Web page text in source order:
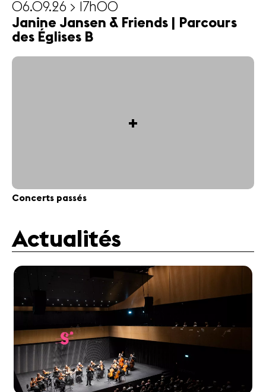
06.09.26 > 17h00
Janine Jansen & Friends | Parcours
des Églises B
+
Concerts passés
Actualités